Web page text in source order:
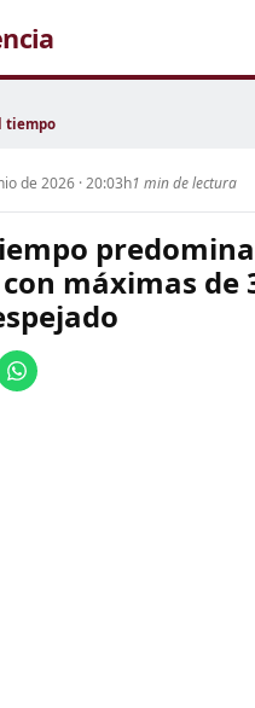
tiempo
de 2026 · 20:03h1 min de lectura
máximas de